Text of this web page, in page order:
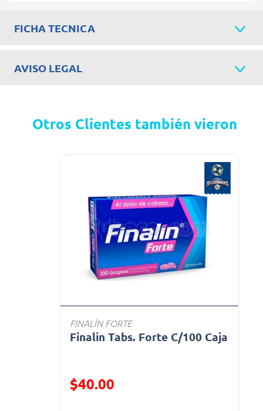
FICHA TECNICA
AVISO LEGAL
Otros Clientes también vieron
FINALÍN FORTE
Finalin Tabs. Forte C/100 Caja
Precio reducido de
$40.00